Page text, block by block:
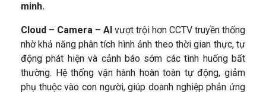
minh.
Cloud – Camera – AI vượt trội hơn CCTV truyền thống
nhờ khả năng phân tích hình ảnh theo thời gian thực, tự
động phát hiện và cảnh báo sớm các tình huống bất
thường. Hệ thống vận hành hoàn toàn tự động, giảm
phụ thuộc vào con người, giúp doanh nghiệp phản ứng